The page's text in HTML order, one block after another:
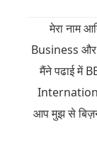
मेरा नाम
Business और
मैंने पढाई में
आप मुझ से